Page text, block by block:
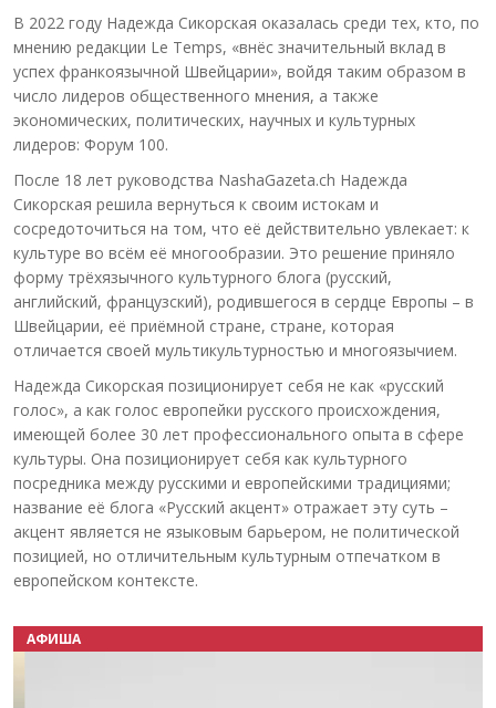
В 2022 году Надежда Сикорская оказалась среди тех, кто, по
мнению редакции Le Temps, «внёс значительный вклад в
успех франкоязычной Швейцарии», войдя таким образом в
число лидеров общественного мнения, а также
экономических, политических, научных и культурных
лидеров: Форум 100.
После 18 лет руководства NashaGazeta.ch Надежда
Сикорская решила вернуться к своим истокам и
сосредоточиться на том, что её действительно увлекает: к
культуре во всём её многообразии. Это решение приняло
форму трёхязычного культурного блога (русский,
английский, французский), родившегося в сердце Европы – в
Швейцарии, её приёмной стране, стране, которая
отличается своей мультикультурностью и многоязычием.
Надежда Сикорская позиционирует себя не как «русский
голос», а как голос европейки русского происхождения,
имеющей более 30 лет профессионального опыта в сфере
культуры. Она позиционирует себя как культурного
посредника между русскими и европейскими традициями;
название её блога «Русский акцент» отражает эту суть –
акцент является не языковым барьером, не политической
позицией, но отличительным культурным отпечатком в
европейском контексте.
АФИША